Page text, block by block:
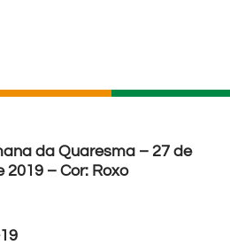
da Quaresma – 27 de
2019 – Cor: Roxo